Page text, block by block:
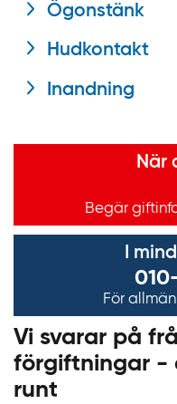
Ögonstänk
Hudkontakt
Inandning
Viktig information
När
Begär
I
För
Vi svarar på
förgiftningar -
runt